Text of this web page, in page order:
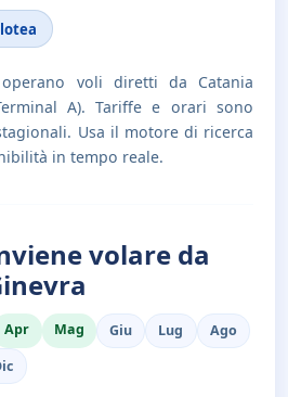
voli diretti da Catania
A). Tariffe e orari sono
Usa il motore di ricerca
in tempo reale.
volare da
Apr Mag Giu Lug
Ago